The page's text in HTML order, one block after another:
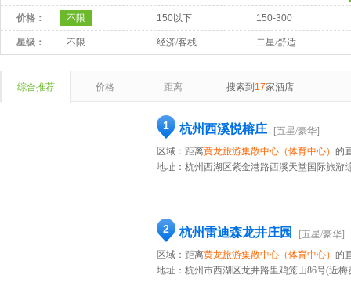
价格： 不限 150以下 150-300
星级： 不限 经济/客栈 二星/舒适
综合推荐 价格 距离 搜索到 17家酒店
1 杭州西溪悦榕庄
[五星/豪华]
区域：距离黄龙旅游集散中心（体育中心） 的
地址： 杭州西湖区紫金港路西溪天堂国际旅游
2 杭州雷迪森龙井庄园
[五星/豪华]
区域：距离黄龙旅游集散中心（体育中心） 的
地址： 杭州市西湖区龙井路里鸡笼山86号(近梅